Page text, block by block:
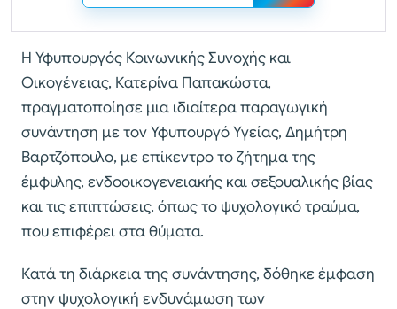
Η Υφυπουργός Κοινωνικής Συνοχής και
Οικογένειας, Κατερίνα Παπακώστα,
πραγματοποίησε μια ιδιαίτερα παραγωγική
συνάντηση με τον Υφυπουργό Υγείας, Δημήτρη
Βαρτζόπουλο, με επίκεντρο το ζήτημα της
έμφυλης, ενδοοικογενειακής και σεξουαλικής βίας
και τις επιπτώσεις, όπως το ψυχολογικό τραύμα,
που επιφέρει στα θύματα.
Κατά τη διάρκεια της συνάντησης, δόθηκε έμφαση
στην ψυχολογική ενδυνάμωση των